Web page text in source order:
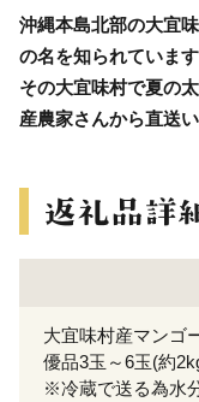
沖縄本島北部の大宜
の名を知られています
その大宜味村で夏の
産農家さんから直送い
大宜味村産マンゴ
優品3玉～6玉(約
※冷蔵で送る為水